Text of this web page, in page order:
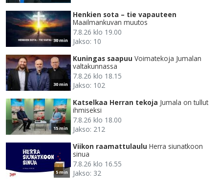
30 min
Henkien sota – tie vapauteen
Maailmankuvan muutos
7.8.26 klo 19.00
Jakso: 10
30 min
Kuningas saapuu Voimatekoja Jumalan
valtakunnassa
7.8.26 klo 18.15
Jakso: 102
15 min
Katselkaa Herran tekoja Jumala on tullut
ihmiseksi
7.8.26 klo 18.00
Jakso: 212
5 min
Viikon raamattulaulu Herra siunatkoon
sinua
7.8.26 klo 16.55
Jakso: 32